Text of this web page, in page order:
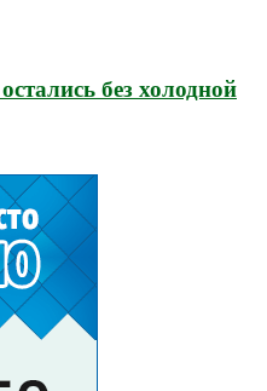
без холодной